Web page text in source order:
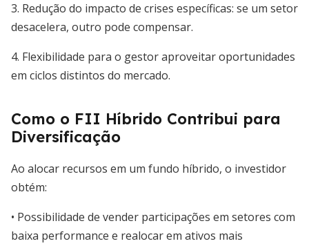
3. Redução do impacto de crises específicas: se um setor
desacelera, outro pode compensar.
4. Flexibilidade para o gestor aproveitar oportunidades
em ciclos distintos do mercado.
Como o FII Híbrido Contribui para
Diversificação
Ao alocar recursos em um fundo híbrido, o investidor
obtém:
• Possibilidade de vender participações em setores com
baixa performance e realocar em ativos mais